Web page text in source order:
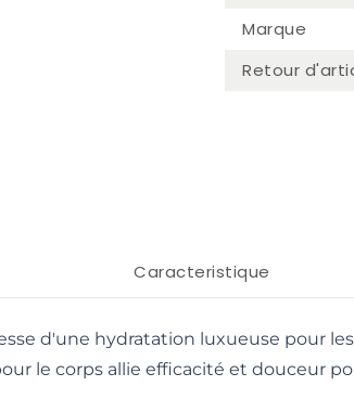
Marque
Retour
Caracteristique
d'une hydratation luxueuse pour
le corps allie efficacité et douceur